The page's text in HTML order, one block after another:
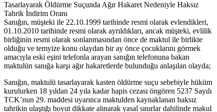
Tasarlayarak Öldürme Suçunda Ağır Hakaret Nedeniyle Haksız
Tahrik İndirim Oranı
Sanığın, müşteki ile 22.10.1999 tarihinde resmi olarak evlendikleri,
01.10.2010 tarihinde resmi olarak ayrıldıkları, ancak müşteki, evlilik
birliğinin resmi olarak sonlanmasından önce de maktul ile birlikte
olduğu ve temyize konu olaydan bir ay önce çocuklarını görmek
amacıyla eski eşini telefonla arayan sanığın telefonuna bakan
maktulün sanığa karşı ağır hakaretlerde bulunduğu anlaşılan olayda;
Sanığın, maktulü tasarlayarak kasten öldürme suçu sebebiyle hüküm
kurulurken 18 yıldan 24 yıla kadar hapis cezası öngören 5237 Sayılı
TCK’nun 29. maddesi uyarınca maktulden kaynaklanan haksız
tahrikin ulaştığı boyut dikkate alınarak yasal sınırlar dahilinde makul